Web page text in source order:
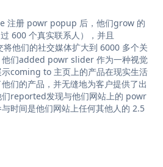
注册 powr popup 后，他们grow 的
600 个真实联系人），并且
他们的社交媒体扩大到 6000 多个关
他们added powr slider 作为一种视觉
coming to 主页上的产品在现实生活
们的产品，并无缝地为客户提供了出
们reported发现与他们网站上的 powr
时间是他们网站上任何其他人的 2.5